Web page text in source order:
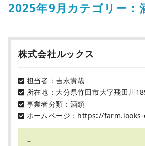
2025年9月カテゴリー：
株式会社ルックス
担当者：吉永貴哉
所在地：大分県竹田市大字飛田川
事業者分類：酒類
ホームページ：https://
－